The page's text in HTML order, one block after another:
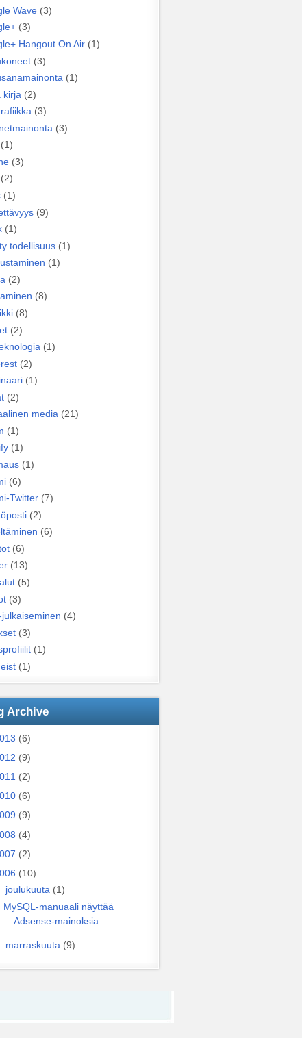
Wave (3)
(3)
Hangout On Air (1)
(3)
(1)
kirja (2)
(3)
(3)
(1)
(3)
(2)
(1)
(9)
(1)
todellisuus (1)
(1)
(2)
(8)
(8)
(2)
(1)
(2)
(1)
(2)
media (21)
(1)
(1)
(1)
(6)
Twitter (7)
(2)
(6)
(6)
(13)
(5)
(3)
(4)
(3)
(1)
(1)
Archive
(6)
(9)
(2)
(6)
(9)
(4)
(2)
(10)
joulukuuta (1)
MySQL-manuaali näyttää
Adsense-mainoksia
marraskuuta (9)